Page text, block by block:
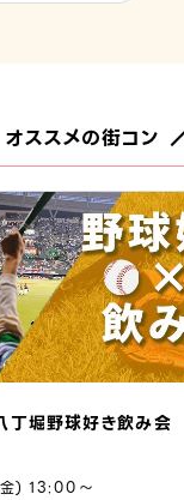
ススメの街コン
堀野球好き飲み会
) 13:00〜